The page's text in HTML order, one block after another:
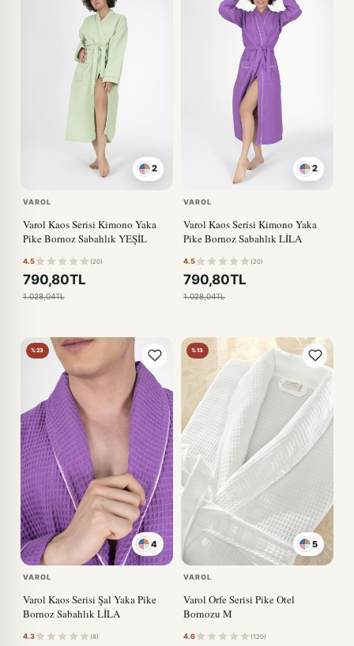
2
VAROL
Varol Kaos Serisi Kimono Yaka
Pike Bornoz Sabahlık YEŞİL
4.5 (20)
790,80TL
1.028,04TL
2
VAROL
Varol Kaos Serisi Kimono Yaka
Pike Bornoz Sabahlık LİLA
4.5 (20)
790,80TL
1.028,04TL
%23
4
PUDRA
VAROL
Varol Kaos Serisi Şal Yaka Pike
Bornoz Sabahlık LİLA
4.3 (8)
%13
5
VAROL
Varol Orfe Serisi Pike Otel
Bornozu M
4.6 (120)